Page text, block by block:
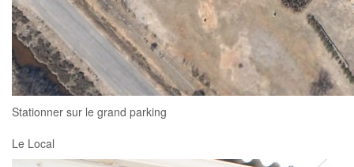
Stationner sur le grand parking
Le Local